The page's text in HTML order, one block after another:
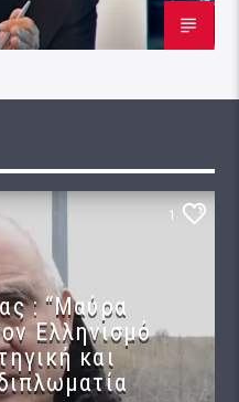
1
: “Μαύρα
Ελληνισμό
και